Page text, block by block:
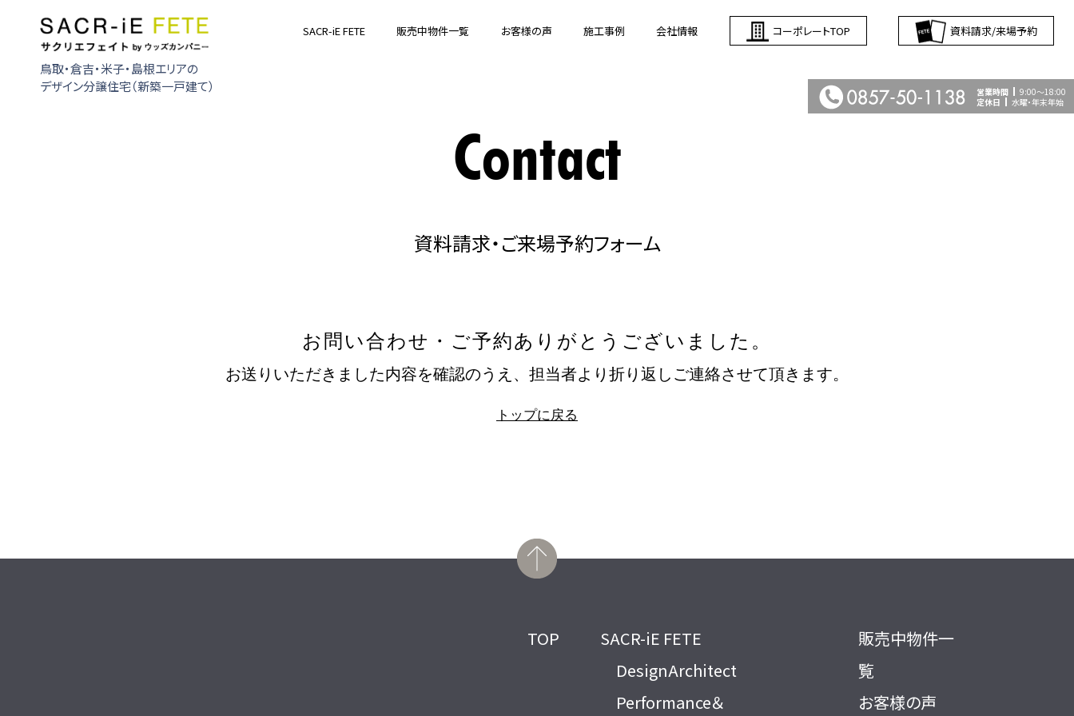
鳥取・倉吉・米子・島根エリアの
デザイン分譲住宅（新築一戸建て）
SACR-iE FETE 販売中物件一覧 お客様の声 施工事例 会社情報 コーポレートTOP 資料請求/来場予約
営業時間
9:00〜18:00
定休日
水曜・年末年始
Contact
資料請求・ご来場予約フォーム
お問い合わせ・ご予約ありがとうございました。
お送りいただきました内容を確認のうえ、担当者より折り返しご連絡させて頂きます。
トップに戻る
TOP
SACR-iE FETE
DesignArchitect
Performance＆
販売中物件一
覧
お客様の声